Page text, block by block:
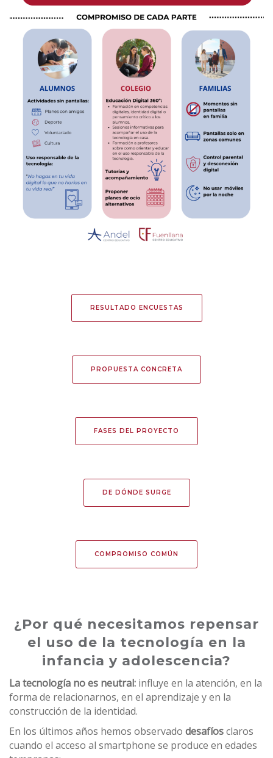
RESULTADO ENCUESTAS
PROPUESTA CONCRETA
FASES DEL PROYECTO
DE DÓNDE SURGE
COMPROMISO COMÚN
¿Por qué necesitamos repensar
el uso de la tecnología en la
infancia y adolescencia?
La tecnología no es neutral: influye en la atención, en la
forma de relacionarnos, en el aprendizaje y en la
construcción de la identidad.
En los últimos años hemos observado desafíosclaros
cuando el acceso al smartphone se produce en edades